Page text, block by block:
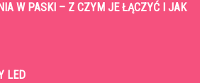
W PASKI – Z CZYM JE ŁĄCZYĆ I JAK
LED